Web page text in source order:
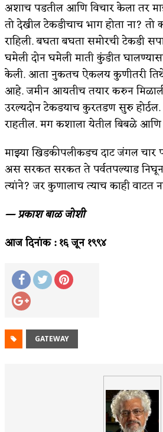
अशाच पडतील आणि विचार केला तर
तो देखील टेकडीचाच भाग होता ना? तो
राहिली. बघता बघता समोरची टेकडी
घमेली दोन घमेली माती कुंडीत
केली. आता नुकतच ऐकलय कुणीतरी
आहे. जमीन आयतीच तयार करुन
उरल्यदोन टेकडयाच कुरतडण सुरु होर्ठल.
राहतील. मग कशाला येतील बिबळे
माझ्या खिडकीपलीकडच दाट जंगल
अस सरकत सरकत ते पर्वतपल्याड
त्यांने? जर कुणालाच त्याच काही वाटत
— प्रकाश बाळ जोशी
आजदिनांक :१६जून१९९४
GATEWAY